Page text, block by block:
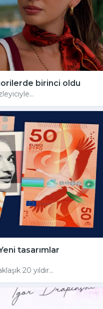
birinci oldu
tasarımlar
20 yıldır...